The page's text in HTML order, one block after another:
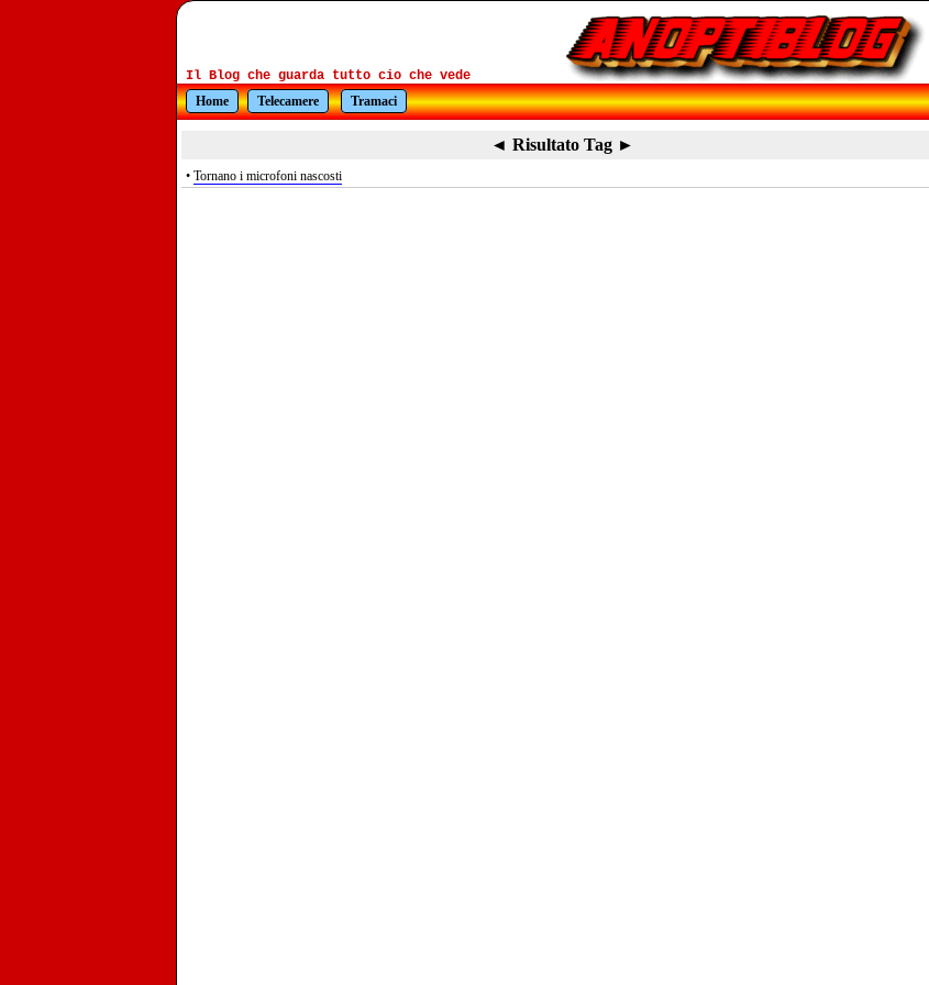
Il Blog che guarda tutto cio che vede
Home
Telecamere Tramaci
◄ Risultato Tag ►
• Tornano i microfoni nascosti